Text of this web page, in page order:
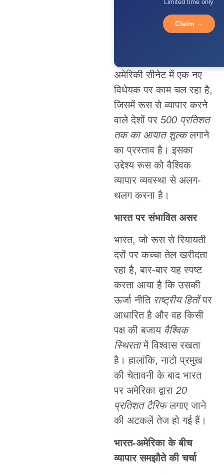
Limited time only
Claim →
अमेरिकी सीनेट में एक नए
विधेयक पर काम चल रहा है,
जिसमें रूस से व्यापार करने
वाले देशों पर 500 प्रतिशत
तक का आयात शुल्कलगाने
का प्रस्ताव है। इसका
उद्देश्य रूस को वैश्विक
व्यापार व्यवस्था से अलग-
थलग करना है।
भारत पर संभावित असर
भारत, जो रूस से रियायती
दरों पर कच्चा तेल खरीदता
रहा है, बार-बार यह स्पष्ट
करता आया है कि उसकी
ऊर्जा नीति राष्ट्रीय हितोंपर
आधारित है और वह किसी
पक्ष की बजाय वैश्विक
स्थिरतामें विश्वास रखता
है। हालांकि, नाटो प्रमुख
की चेतावनी के बाद भारत
पर अमेरिका द्वारा 20
प्रतिशत टैरिफलगाए जाने
की अटकलें तेज हो गई हैं।
भारत-अमेरिका के बीच
व्यापार समझौते की चर्चा